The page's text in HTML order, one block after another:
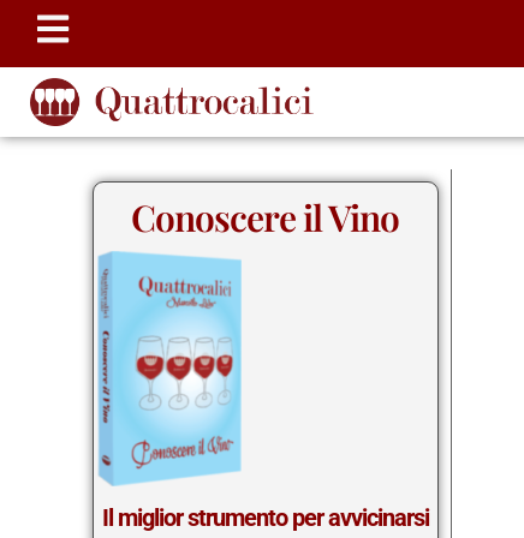
Conoscere il Vino
Il miglior strumento per avvicinarsi